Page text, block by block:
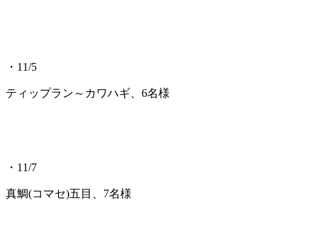
・11/5
ティップラン～カワハギ、6名様
・11/7
真鯛(コマセ)五目、7名様